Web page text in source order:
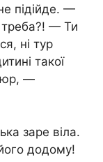
підійде. —
треба?! — Ти
ні тур
такої
—
заре віла.
додому!